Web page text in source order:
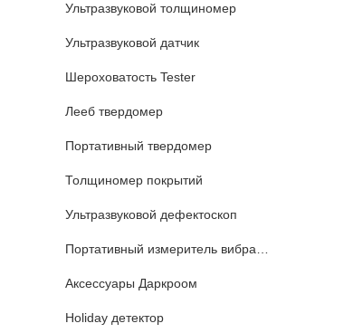
Ультразвуковой толщиномер
Ультразвуковой датчик
Шероховатость Tester
Лееб твердомер
Портативный твердомер
Толщиномер покрытий
Ультразвуковой дефектоскоп
Портативный измеритель вибрации
Аксессуары Даркроом
Holiday детектор